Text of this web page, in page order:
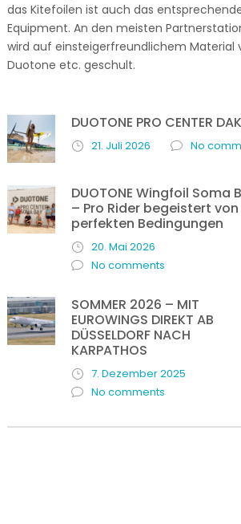
das Kitefoilen ist auch das
Equipment. An den meisten
wird auf einsteigerfreundlichem Material
Duotone etc. geschult.
DUOTONE PRO CENTER
21. Juli 2026 No
DUOTONE Wingfoil Soma
– Pro Rider begeistert von
perfekten Bedingungen
20. Mai 2026
No comments
SOMMER 2026 – MIT
EUROWINGS DIREKT AB
DÜSSELDORF NACH
KARPATHOS
7. Dezember 2025
No comments